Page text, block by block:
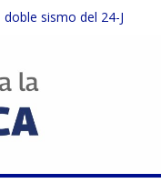
sismo del 24-J
SEN ante el «Súper Niño»
de El Niño
el SEN